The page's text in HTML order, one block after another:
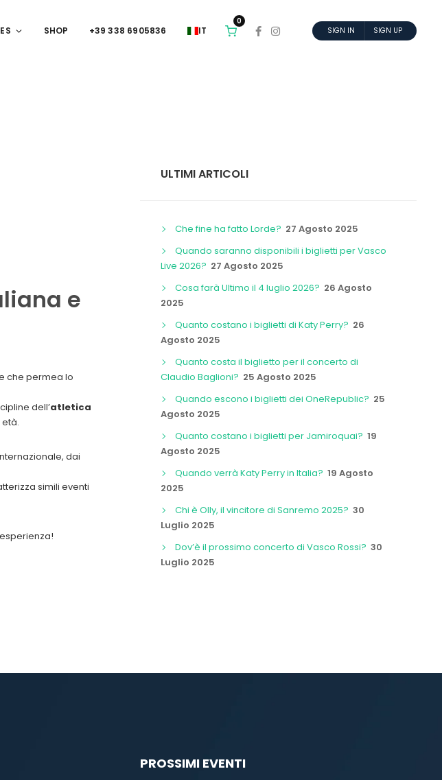
SHOP +39 338 6905836 IT
0
SIGN IN SIGN UP
e
che permea lo
dell’atletica
dai
simili eventi
ULTIMI ARTICOLI
Che fine ha fatto Lorde? 27 Agosto 2025
Quando saranno disponibili i biglietti per Vasco
Live 2026? 27 Agosto 2025
Cosa farà Ultimo il 4 luglio 2026? 26 Agosto
2025
Quanto costano i biglietti di Katy Perry? 26
Agosto 2025
Quanto costa il biglietto per il concerto di
Claudio Baglioni? 25 Agosto 2025
Quando escono i biglietti dei OneRepublic? 25
Agosto 2025
Quanto costano i biglietti per Jamiroquai? 19
Agosto 2025
Quando verrà Katy Perry in Italia? 19 Agosto
2025
Chi è Olly, il vincitore di Sanremo 2025? 30
Luglio 2025
Dov’è il prossimo concerto di Vasco Rossi? 30
Luglio 2025
PROSSIMI EVENTI